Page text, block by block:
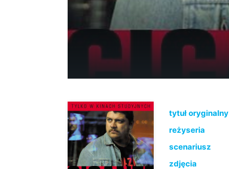
tytuł oryginalny
reżyseria
scenariusz
zdjęcia